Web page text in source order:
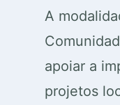
A
apoiar a
projetos